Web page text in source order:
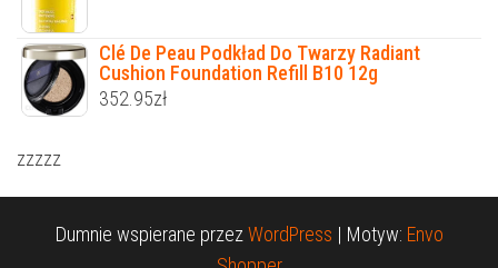
Clé De Peau Podkład Do Twarzy Radiant
Cushion Foundation Refill B10 12g
352.95zł
zzzzz
Dumnie wspierane przez WordPress | Motyw: Envo